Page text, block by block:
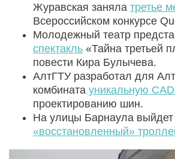
Журавская заняла третье
Всероссийском конкурсе
Молодежный театр
спектакль «Тайна третьей
повести Кира Булычева.
АлтГТУ разработал для
комбината уникальную
проектированию шин.
На улицы Барнаула
«восстановленный»